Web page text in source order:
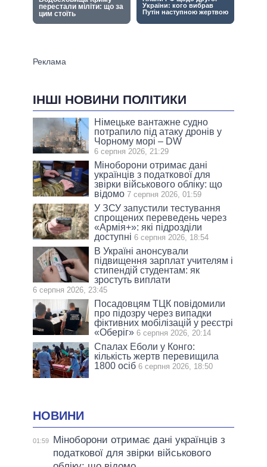
ІНШІ НОВИНИ ПОЛІТИКИ
Німецьке вантажне судно
потрапило під атаку дронів у
Чорному морі – DW
6 серпня 2026, 21:29
Міноборони отримає дані
українців з податкової для
звірки військового обліку: що
відомо 7 серпня 2026, 01:59
У ЗСУ запустили тестування
спрощених переведень через
«Армія+»: які підрозділи
доступні 6 серпня 2026, 18:54
В Україні анонсували
підвищення зарплат учителям і
стипендій студентам: як
зростуть виплати
6 серпня 2026, 23:45
Посадовцям ТЦК повідомили
про підозру через випадки
фіктивних мобілізацій у реєстрі
«Оберіг» 6 серпня 2026, 20:14
Спалах Еболи у Конго:
кількість жертв перевищила
1800 осіб 6 серпня 2026, 18:50
НОВИНИ
01:59
Міноборони отримає дані українців з
податкової для звірки військового